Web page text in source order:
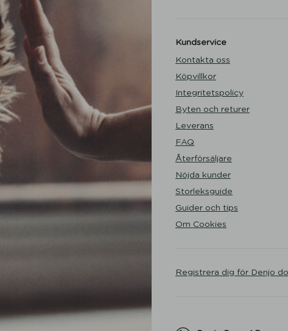
Kundservice
Kontakta oss
Köpvillkor
Integritetspolicy
Byten och returer
Leverans
FAQ
Återförsäljare
Nöjda kunder
Storleksguide
Guider och tips
Om Cookies
Registrera dig för Denjo